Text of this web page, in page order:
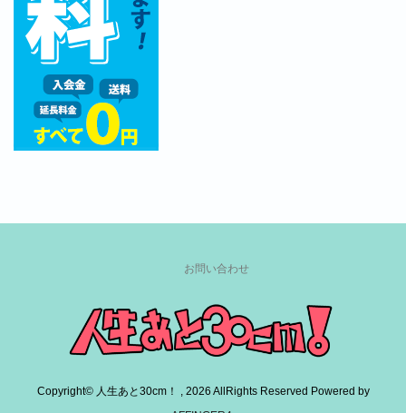
お問い合わせ
Copyright© 人生あと30cm！ , 2026 AllRights Reserved Powered by